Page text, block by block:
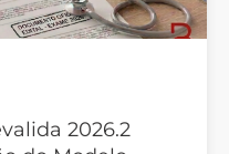
2026.2